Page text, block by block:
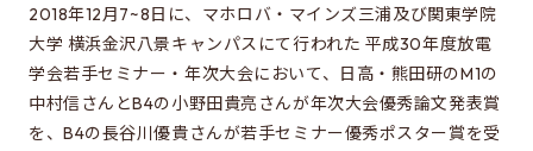
2018年12月7~8日に、マホロバ・マインズ三浦及び関東学院
大学 横浜金沢八景キャンパスにて行われた 平成30年度放電
学会若手セミナー・年次大会において、日高・熊田研のM1の
中村信さんとB4の小野田貴亮さんが年次大会優秀論文発表賞
を、B4の長谷川優貴さんが若手セミナー優秀ポスター賞を受